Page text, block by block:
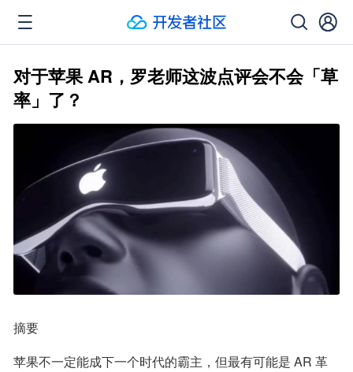
对于苹果 AR，罗老师这波点评会不会「草
率」了？
摘要
苹果不一定能成下一个时代的霸主，但最有可能是 AR 革